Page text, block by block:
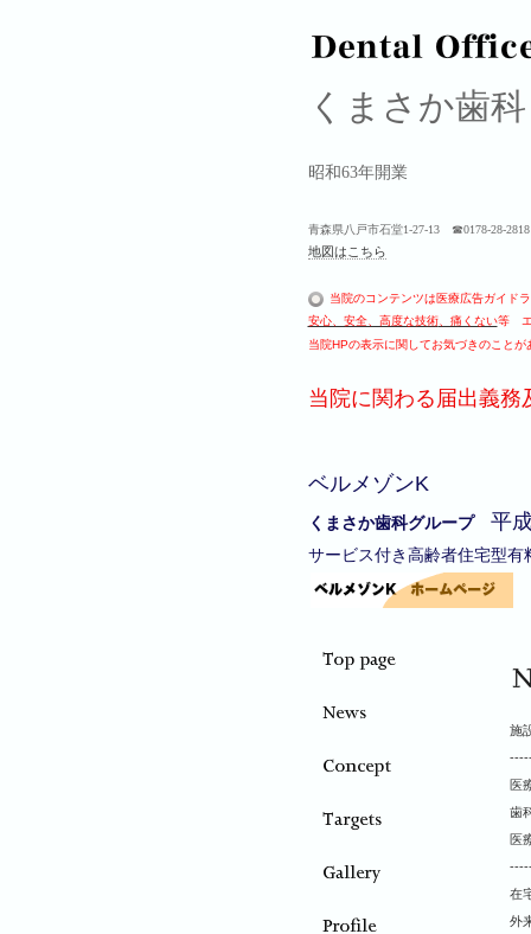
くまさか歯
昭和63年開業
青森県八戸市石堂1-27-13 ☎0178-28-2818
地図はこちら
当院のコンテンツは医療広告ガイド
安心、安全、高度な技術、痛くない等 エ
当院HPの表示に関してお気づきのこと
当院に関わる届出義
ベルメゾンK
くまさか歯科グループ 平
サービス付き高齢者住宅型有
施
医
歯
医
在
外